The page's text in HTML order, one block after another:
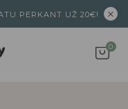
PERKANT UŽ 20€!
0